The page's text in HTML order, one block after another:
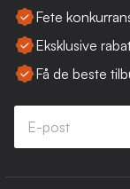
Fete
Eksklusive
Få de beste